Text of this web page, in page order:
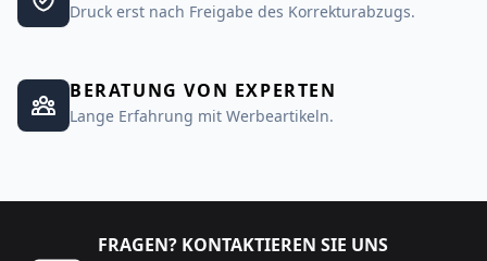
Druck erst nach Freigabe des Korrekturabzugs.
BERATUNG VON EXPERTEN
Lange Erfahrung mit Werbeartikeln.
FRAGEN? KONTAKTIEREN SIE UNS